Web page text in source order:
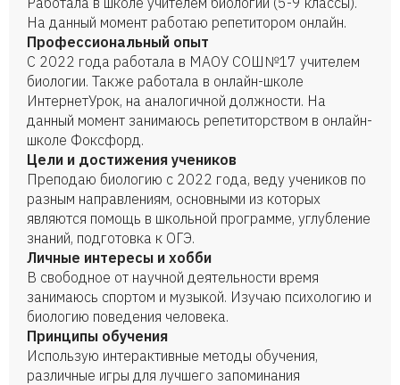
На данный момент работаю репетитором онлайн.
Профессиональный опыт
С 2022 года работала в МАОУ СОШ№17 учителем
биологии. Также работала в онлайн-школе
ИнтернетУрок, на аналогичной должности. На
данный момент занимаюсь репетиторством в онлайн-
школе Фоксфорд.
Цели и достижения учеников
Преподаю биологию с 2022 года, веду учеников по
разным направлениям, основными из которых
являются помощь в школьной программе, углубление
знаний, подготовка к ОГЭ.
Личные интересы и хобби
В свободное от научной деятельности время
занимаюсь спортом и музыкой. Изучаю психологию и
биологию поведения человека.
Принципы обучения
Использую интерактивные методы обучения,
различные игры для лучшего запоминания